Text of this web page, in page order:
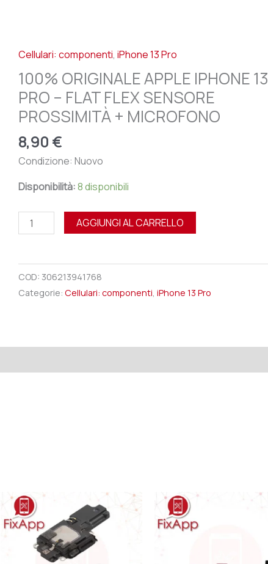
Cellulari: componenti,iPhone 13 Pro
100% ORIGINALE APPLE IPHONE 13
PRO – FLAT FLEX SENSORE
PROSSIMITÀ + MICROFONO
8,90 €
Condizione: Nuovo
Disponibilità: 8 disponibili
PRO
-
FLAT
FLEX
SENSORE
PROSSIMITÀ
+
MICROFONO
quantità
AGGIUNGI AL CARRELLO
COD: 306213941768
Categorie:Cellulari: componenti ,iPhone 13 Pro